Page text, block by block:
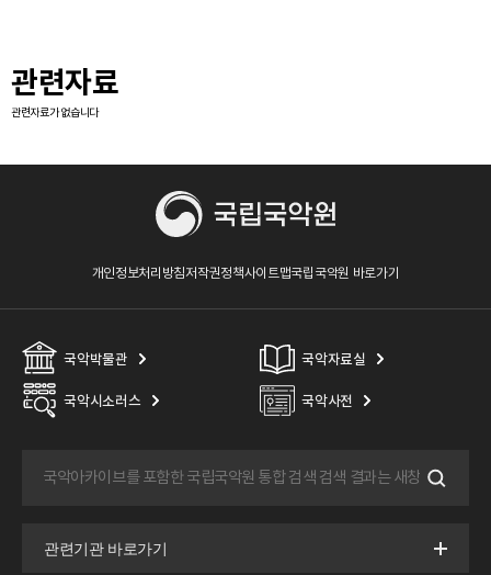
관련자료
관련자료가 없습니다
개인정보처리방침저작권정책사이트맵국립국악원 바로가기
국악박물관 국악자료실
국악시소러스 국악사전